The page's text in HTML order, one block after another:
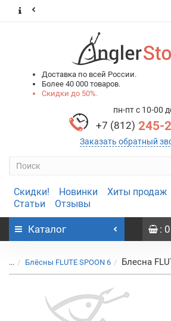
Доставка по всей России.
Более 40 000 товаров.
Скидки до 50%.
пн-пт с 10-00
+7 (812) 245-
Заказать обратный
Скидки! Новинки Хиты продаж
Статьи
Отзывы
Каталог : 0
... Блёсны FLUTE SPOON 6 Блесна